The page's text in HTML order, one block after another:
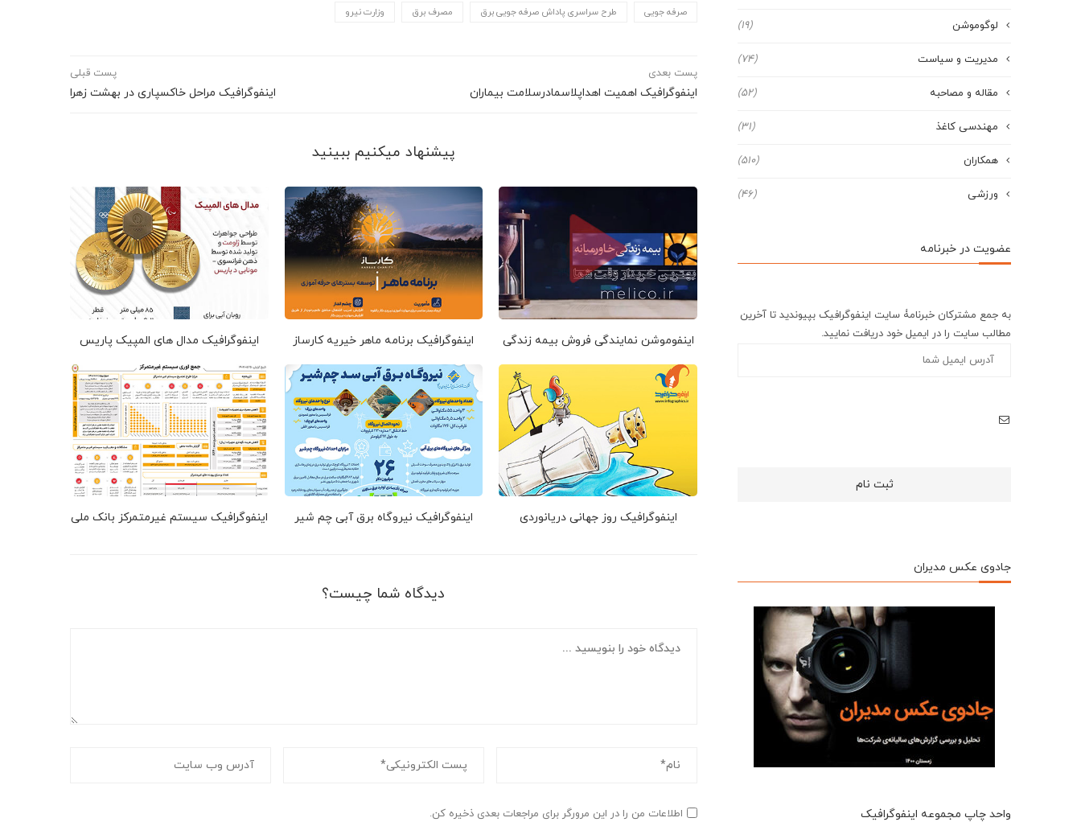
صرفه جویی طرح سراسری پاداش صرفه جویی برق مصرف برق وزارت نیرو
پست قبلی
اینفوگرافیک مراحل خاکسپاری در بهشت زهرا
پست بعدی
اینفوگرافیک اهمیت اهداپلاسمادرسلامت بیماران
پیشنهاد می‎کنیم ببینید
اینفوگرافیک مدال های المپیک پاریس اینفوگرافیک برنامه ماهر خیریه کارساز اینفوموشن نمایندگی فروش بیمه زندگی
اینفوگرافیک سیستم غیرمتمرکز بانک ملی اینفوگرافیک نیروگاه برق آبی چم شیر اینفوگرافیک روز جهانی دریانوردی
دیدگاه شما چیست؟
اطلاعات من را در این مرورگر برای مراجعات بعدی ذخیره کن.
لوگوموشن (19)
مدیریت و سیاست (74)
مقاله و مصاحبه (52)
مهندسی کاغذ (31)
همکاران (510)
ورزشی (46)
عضویت در خبرنامه
به جمع مشترکان خبرنامۀ سایت اینفوگرافیک بپیوندید تا آخرین
مطالب سایت را در ایمیل خود دریافت نمایید.
جادوی عکس مدیران
واحد چاپ مجموعه اینفوگرافیک